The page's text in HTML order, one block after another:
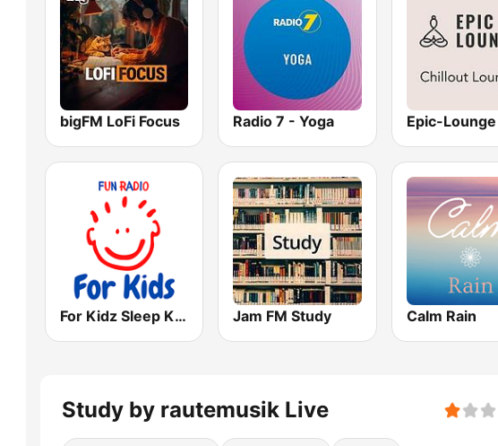
bigFM LoFi Focus Radio 7 - Yoga
For Kidz Sleep Kids Jam FM Study Calm Rain
Study by rautemusik Live